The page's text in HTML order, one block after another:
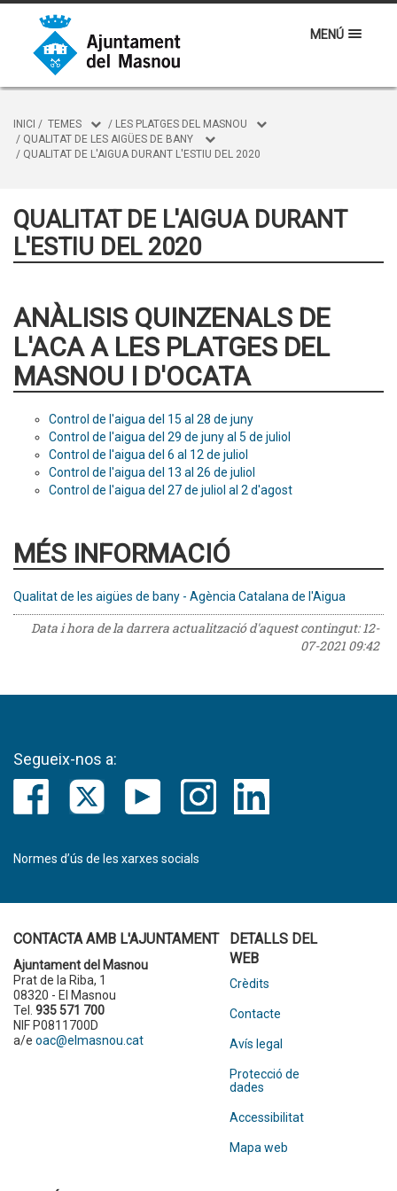
MENÚ
INICI / TEMES / LES PLATGES DEL MASNOU
/ QUALITAT DE LES AIGÜES DE BANY
/ QUALITAT DE L'AIGUA DURANT L'ESTIU DEL 2020
QUALITAT DE L'AIGUA DURANT
L'ESTIU DEL 2020
ANÀLISIS QUINZENALS DE
L'ACA A LES PLATGES DEL
MASNOU I D'OCATA
Control de l'aigua del 15 al 28 de juny
Control de l'aigua del 29 de juny al 5 de juliol
Control de l'aigua del 6 al 12 de juliol
Control de l'aigua del 13 al 26 de juliol
Control de l'aigua del 27 de juliol al 2 d'agost
MÉS INFORMACIÓ
Qualitat de les aigües de bany - Agència Catalana de l'Aigua
Data i hora de la darrera actualització d'aquest contingut:12-
07-2021 09:42
Segueix-nos a:
Normes d’ús de les xarxes socials
CONTACTA AMB L'AJUNTAMENT
Ajuntament del Masnou
Prat de la Riba, 1
08320 - El Masnou
Tel. 935 571 700
NIF P0811700D
a/e oac@elmasnou.cat
DETALLS DEL
WEB
Crèdits
Contacte
Avís legal
Protecció de
dades
Accessibilitat
Mapa web